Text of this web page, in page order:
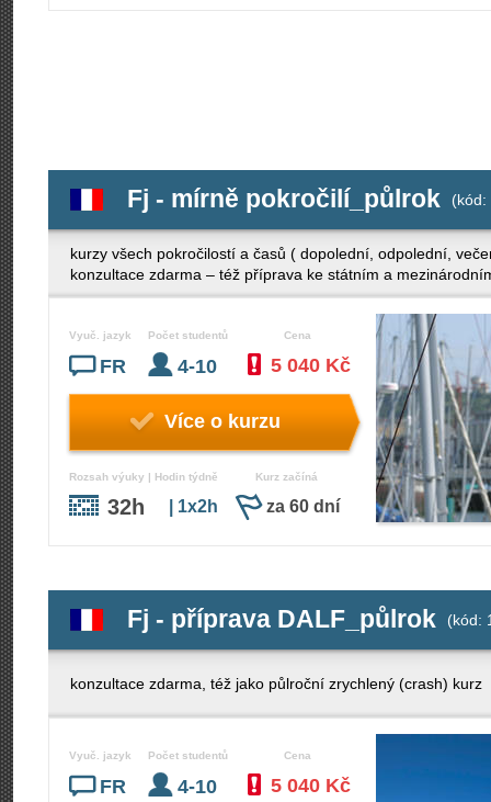
Fj - mírně pokročilí_půlrok (kód:
kurzy všech pokročilostí a časů ( dopolední, odpolední,
konzultace zdarma – též příprava ke státním a
Vyuč. jazyk
FR
Počet studentů
4-10
Cena
5 040 Kč
Více o kurzu
Rozsah výuky | Hodin týdně
32h | 1x2h
Kurz začíná
za 60 dní
Fj - příprava DALF_půlrok (kód:
konzultace zdarma, též jako půlroční zrychlený (crash) kurz
Vyuč. jazyk
FR
Počet studentů
4-10
Cena
5 040 Kč